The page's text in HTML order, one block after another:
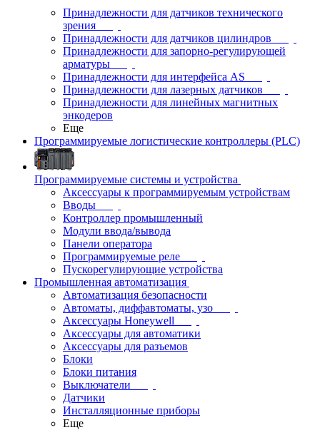
Принадлежности для датчиков технического
зрения
Принадлежности для датчиков цилиндров
Принадлежности для запорно-регулирующей
арматуры
Принадлежности для интерфейса AS
Принадлежности для лазерных датчиков
Принадлежности для линейных магнитных
энкодеров
Еще
Программируемые логистические контроллеры (PLC)
Программируемые системы и устройства
Аксессуары к программируемым устройствам
Вводы
Контроллер промышленный
Модули ввода/вывода
Панели оператора
Программируемые реле
Пускорегулирующие устройства
Промышленная автоматизация
Автоматизация безопасности
Автоматы, диффавтоматы, узо
Аксессуары Honeywell
Аксессуары для автоматики
Аксессуары для разъемов
Блоки
Блоки питания
Выключатели
Датчики
Инсталляционные приборы
Еще